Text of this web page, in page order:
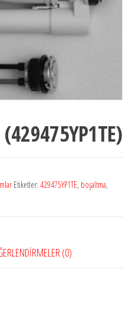
Etiketler: 429475YP1TE, boşaltma,
(0)